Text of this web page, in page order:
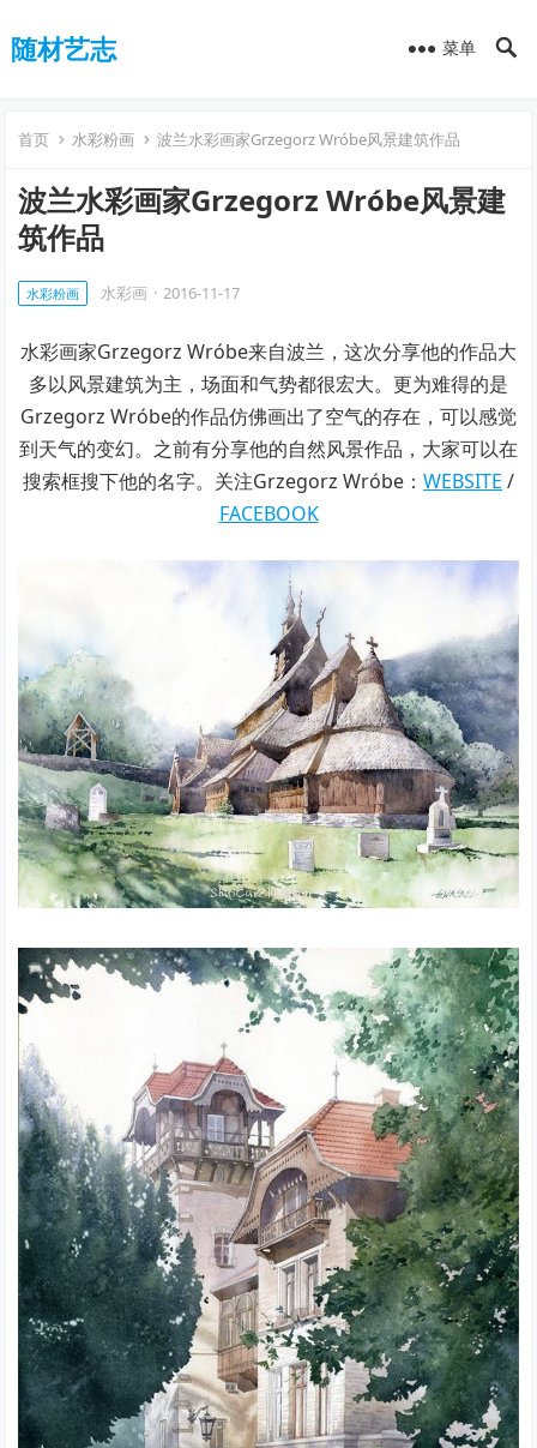
随材艺志 菜单
首页 水彩粉画 波兰水彩画家Grzegorz Wróbe风景建筑作品
波兰水彩画家Grzegorz Wróbe风景建
筑作品
水彩粉画 水彩画 · 2016-11-17
水彩画家Grzegorz Wróbe来自波兰，这次分享他的作品大
多以风景建筑为主，场面和气势都很宏大。更为难得的是
Grzegorz Wróbe的作品仿佛画出了空气的存在，可以感觉
到天气的变幻。之前有分享他的自然风景作品，大家可以在
搜索框搜下他的名字。关注Grzegorz Wróbe： WEBSITE /
FACEBOOK